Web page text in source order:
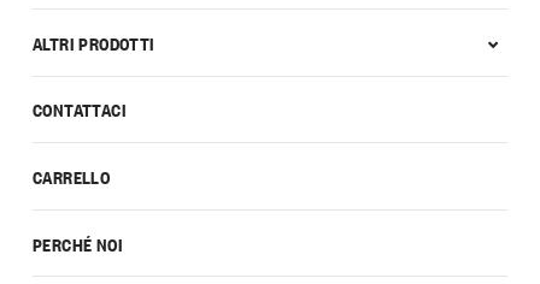
CONTATTACI
CARRELLO
PERCHÉ NOI
ALTRI PRODOTTI